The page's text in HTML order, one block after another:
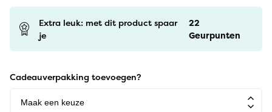
Extra leuk: met dit product spaar
je
22
Geurpunten
Cadeauverpakking toevoegen?